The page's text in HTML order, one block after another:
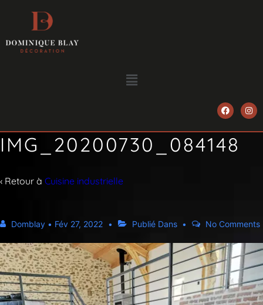
IMG_20200730_084148
‹ Retour à Cuisine industrielle
Domblay • Fév 27, 2022 Publié Dans No Comments